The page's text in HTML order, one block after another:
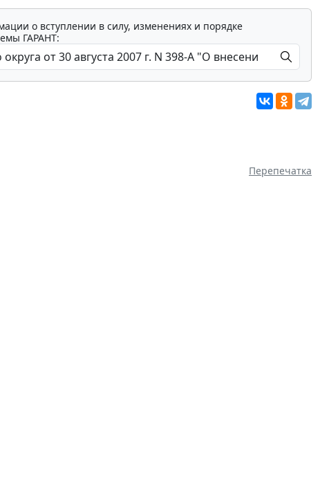
о вступлении в силу, изменениях и порядке
ГАРАНТ:
Перепечатка